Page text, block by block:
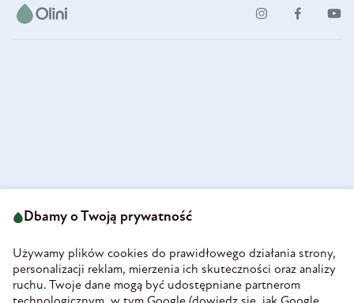
58-160 Świebodzice
REGON 890213034
INFORMACJE
Dbamy o Twoją prywatność
Używamy plików cookies do prawidłowego działania strony,
personalizacji reklam, mierzenia ich skuteczności oraz analizy
ruchu. Twoje dane mogą być udostępniane partnerom